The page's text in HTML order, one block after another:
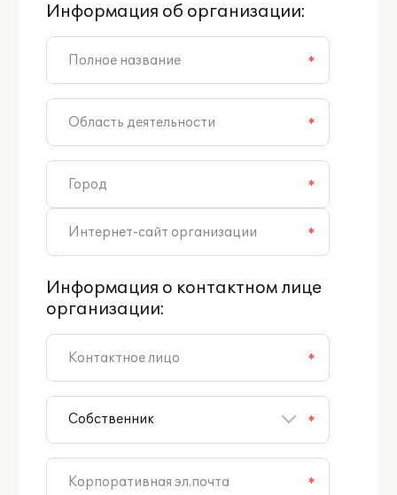
Информация об организации:
*
*
*
*
Информация о контактном лице
организации:
*
*
*